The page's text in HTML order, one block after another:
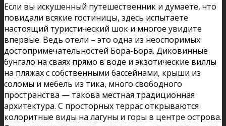
Если вы искушенный путешественник и думаете, что
повидали всякие гостиницы, здесь испытаете
настоящий туристический шок и многое увидите
впервые. Ведь отели – это одна из неоспоримых
достопримечательностей Бора-Бора. Диковинные
бунгало на сваях прямо в воде и экзотические виллы
на пляжах с собственными бассейнами, крыши из
соломы и мебель из тика, много свободного
пространства — такова местная традиционная
архитектура. С просторных террас открываются
колоритные виды на лагуны и горы в центре острова.